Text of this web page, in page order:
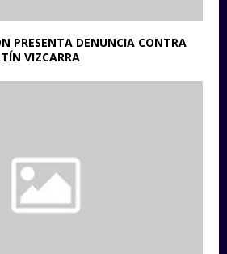
PRESENTA DENUNCIA CONTRA
VIZCARRA